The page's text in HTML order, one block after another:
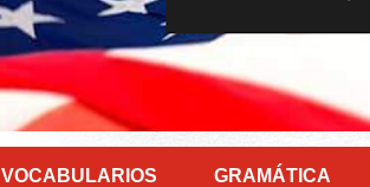
VOCABULARIOS GRAMÁTICA